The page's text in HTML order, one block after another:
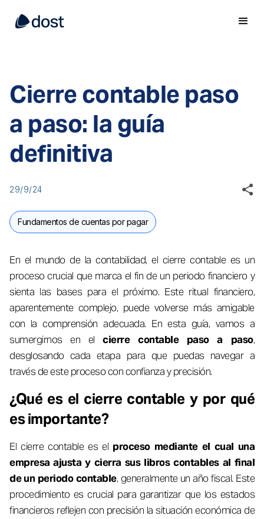
Cierre contable paso
a paso: la guía
definitiva
29/9/24
Fundamentos de cuentas por pagar
En el mundo de la contabilidad, el cierre contable es un
proceso crucial que marca el fin de un periodo financiero y
sienta las bases para el próximo. Este ritual financiero,
aparentemente complejo, puede volverse más amigable
con la comprensión adecuada. En esta guía, vamos a
sumergirnos en elcierre contable paso a paso,
desglosando cada etapa para que puedas navegar a
través de este proceso con confianza y precisión.
¿Qué es el cierre contable y por qué
es importante?
El cierre contable es el proceso mediante el cual una
empresa ajusta y cierra sus libros contables al final
de un periodo contable, generalmente un año fiscal. Este
procedimiento es crucial para garantizar que los estados
financieros reflejen con precisión la situación económica de